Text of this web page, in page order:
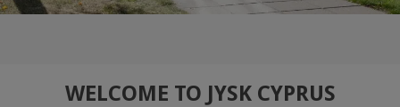
ΕΡΓΟΔΌΤΗΣ
WELCOME TO JYSK CYPRUS